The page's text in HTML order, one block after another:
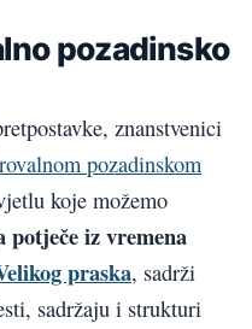
pozadinsko
znanstvenici
pozadinskom
koje možemo
potječe iz vremena
praska, sadrži
sadržaju i strukturi